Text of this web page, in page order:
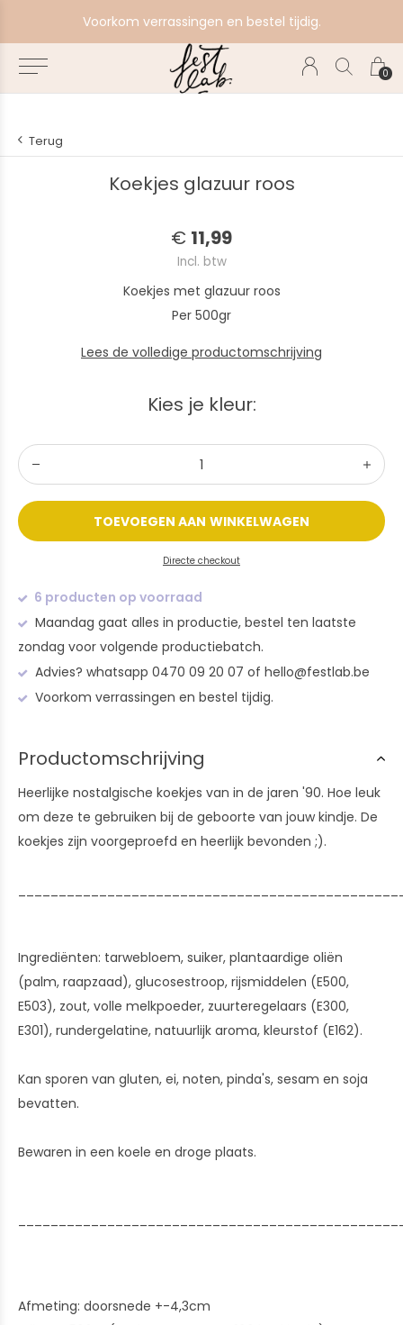
0
Voorkom verrassingen en bestel tijdig.
Terug
Koekjes glazuur roos
€ 11,99
Incl. btw
Koekjes met glazuur roos
Per 500gr
Lees de volledige productomschrijving
Kies je kleur:
TOEVOEGEN AAN WINKELWAGEN
Directe checkout
6 producten op voorraad
Maandag gaat alles in productie, bestel ten laatste
zondag voor volgende productiebatch.
Advies? whatsapp 0470 09 20 07 of hello@festlab.be
Voorkom verrassingen en bestel tijdig.
Productomschrijving
Heerlijke nostalgische koekjes van in de jaren '90. Hoe leuk
om deze te gebruiken bij de geboorte van jouw kindje. De
koekjes zijn voorgeproefd en heerlijk bevonden ;).
Ingrediënten: tarwebloem, suiker, plantaardige oliën
(palm, raapzaad), glucosestroop, rijsmiddelen (E500,
E503), zout, volle melkpoeder, zuurteregelaars (E300,
E301), rundergelatine, natuurlijk aroma, kleurstof (E162).
Kan sporen van gluten, ei, noten, pinda's, sesam en soja
bevatten.
Bewaren in een koele en droge plaats.
Afmeting: doorsnede +-4,3cm